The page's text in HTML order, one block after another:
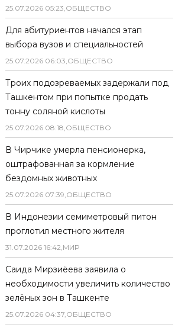
25.07.2026 05:23,ОБЩЕСТВО
Для абитуриентов начался этап
выбора вузов и специальностей
25.07.2026 06:03,ОБЩЕСТВО
Троих подозреваемых задержали под
Ташкентом при попытке продать
тонну соляной кислоты
25.07.2026 08:18,ОБЩЕСТВО
В Чирчике умерла пенсионерка,
оштрафованная за кормление
бездомных животных
25.07.2026 07:39,ОБЩЕСТВО
В Индонезии семиметровый питон
проглотил местного жителя
31.07.2026 16:42,МИР
Саида Мирзиёева заявила о
необходимости увеличить количество
зелёных зон в Ташкенте
25.07.2026 04:37,ОБЩЕСТВО